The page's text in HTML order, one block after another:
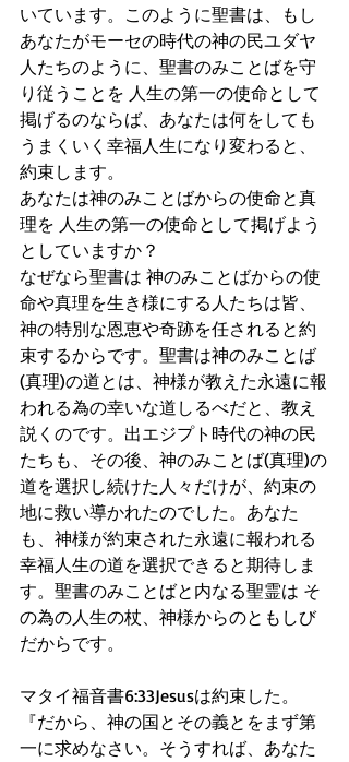
いています。このように聖書は、もし
あなたがモーセの時代の神の民ユダヤ
人たちのように、聖書のみことばを守
り従うことを 人生の第一の使命として
掲げるのならば、あなたは何をしても
うまくいく幸福人生になり変わると、
約束します。
あなたは神のみことばからの使命と真
理を 人生の第一の使命として掲げよう
としていますか？
なぜなら聖書は 神のみことばからの使
命や真理を生き様にする人たちは皆、
神の特別な恩恵や奇跡を任されると約
束するからです。聖書は神のみことば
(真理)の道とは、神様が教えた永遠に報
われる為の幸いな道しるべだと、教え
説くのです。出エジプト時代の神の民
たちも、その後、神のみことば(真理)の
道を選択し続けた人々だけが、約束の
地に救い導かれたのでした。あなた
も、神様が約束された永遠に報われる
幸福人生の道を選択できると期待しま
す。聖書のみことばと内なる聖霊は そ
の為の人生の杖、神様からのともしび
だからです。
マタイ福音書6:33Jesusは約束した。
『だから、神の国とその義とをまず第
一に求めなさい。そうすれば、あなた